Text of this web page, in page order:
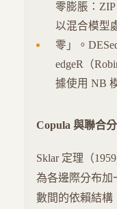
零膨脹：ZIP
以混合模型
零」。
edgeR（
據使用 NB
Copula 與聯合
Sklar 定理（
為各邊際分布加
數間的依賴結構